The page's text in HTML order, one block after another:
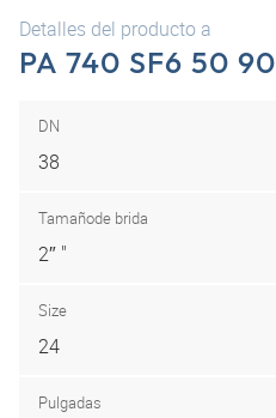
Detalles del producto a
PA 740 SF6 50 90
DN
38
Tamañode brida
2″ "
Size
24
Pulgadas